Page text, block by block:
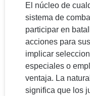
El núcleo de
sistema de
participar en
acciones para
implicar
especiales o
ventaja. La
significa que los